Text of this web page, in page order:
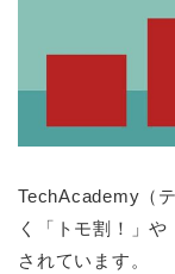
TechAcademy（
く「トモ割！」
されています。